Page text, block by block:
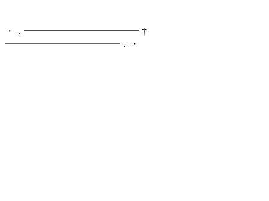
・．━━━━━━━━━━━━ †
━━━━━━━━━━━━．・